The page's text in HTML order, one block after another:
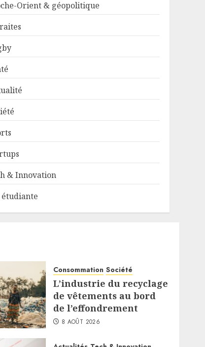
Orient & géopolitique
& Innovation
Consommation Société
L’industrie du recyclage
de vêtements au bord
de l’effondrement
8 AOÛT 2026